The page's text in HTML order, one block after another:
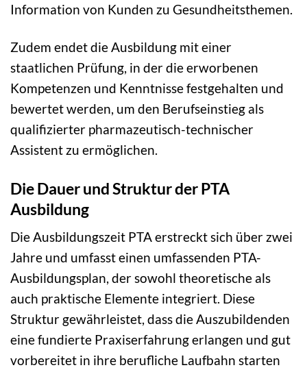
Information von Kunden zu Gesundheitsthemen.
Zudem endet die Ausbildung mit einer
staatlichen Prüfung, in der die erworbenen
Kompetenzen und Kenntnisse festgehalten und
bewertet werden, um den Berufseinstieg als
qualifizierter pharmazeutisch-technischer
Assistent zu ermöglichen.
Die Dauer und Struktur der PTA
Ausbildung
Die Ausbildungszeit PTA erstreckt sich über zwei
Jahre und umfasst einen umfassenden PTA-
Ausbildungsplan, der sowohl theoretische als
auch praktische Elemente integriert. Diese
Struktur gewährleistet, dass die Auszubildenden
eine fundierte Praxiserfahrung erlangen und gut
vorbereitet in ihre berufliche Laufbahn starten